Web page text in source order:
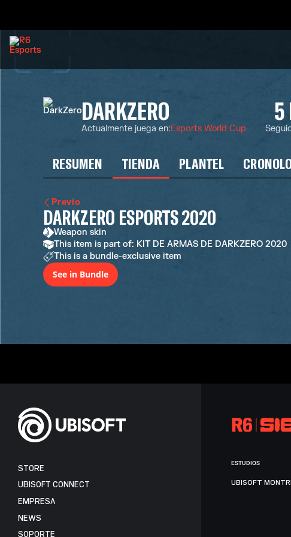
DARKZERO
Actualmente juega en:Esports World Cup
5
RESUMEN TIENDA PLANTEL
Previo
DARKZERO ESPORTS 2020
Weapon skin
This item is part of: KIT DE ARMAS DE DARKZERO 2020
This is a bundle-exclusive item
See in Bundle
STORE
UBISOFT CONNECT
EMPRESA
NEWS
SOPORTE
ESTUDIOS
UBISOFT